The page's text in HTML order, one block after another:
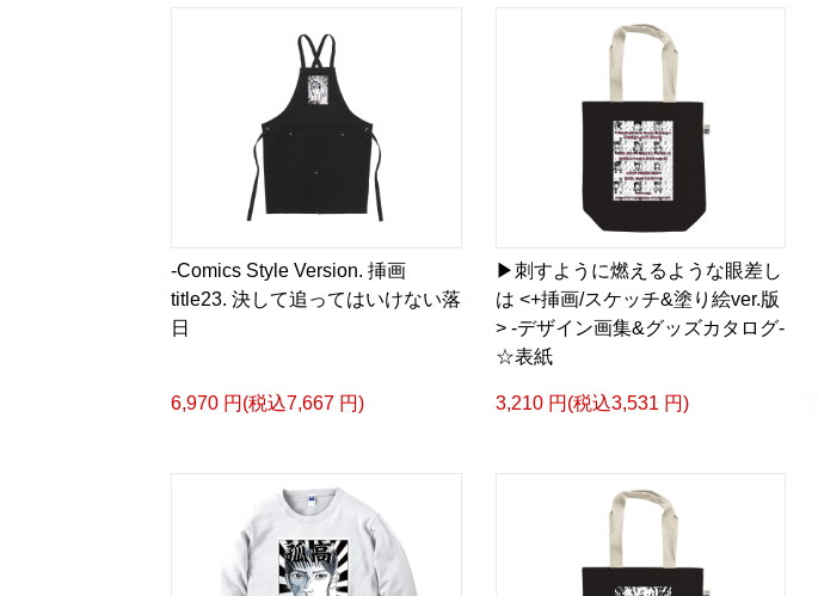
-Comics Style Version. 挿画
title23. 決して追ってはいけない落
日
6,970 円(税込7,667 円)
▶︎刺すように燃えるような眼差し
は <+挿画/スケッチ&塗り絵ver.版
> -デザイン画集&グッズカタログ-
☆表紙
3,210 円(税込3,531 円)